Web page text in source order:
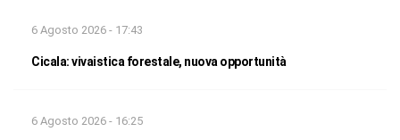
6 Agosto 2026 - 17:43
Cicala: vivaistica forestale, nuova opportunità
6 Agosto 2026 - 16:25